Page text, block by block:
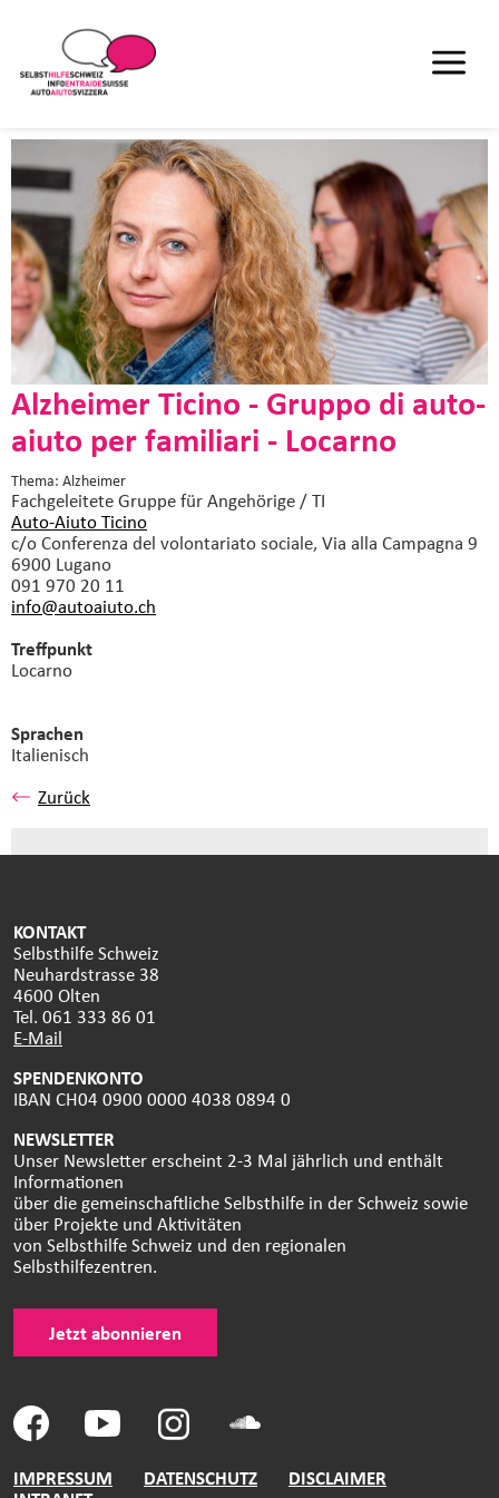
Alzheimer Ticino - Gruppo di auto-
aiuto per familiari - Locarno
Thema: Alzheimer
Fachgeleitete Gruppefür Angehörige / TI
Auto-Aiuto Ticino
c/o Conferenza del volontariato sociale, Via alla Campagna 9
6900 Lugano
091 970 20 11
info@autoaiuto.ch
Treffpunkt
Locarno
Sprachen
Italienisch
Zurück
KONTAKT
Selbsthilfe Schweiz
Neuhardstrasse 38
4600 Olten
Tel. 061 333 86 01
E-Mail
SPENDENKONTO
IBAN CH04 0900 0000 4038 0894 0
NEWSLETTER
Unser Newsletter erscheint 2-3 Mal jährlich und enthält
Informationen
über die gemeinschaftliche Selbsthilfe in der Schweiz sowie
über Projekte und Aktivitäten
von Selbsthilfe Schweiz und den regionalen
Selbsthilfezentren.
Jetzt abonnieren
IMPRESSUM DATENSCHUTZ
DISCLAIMER